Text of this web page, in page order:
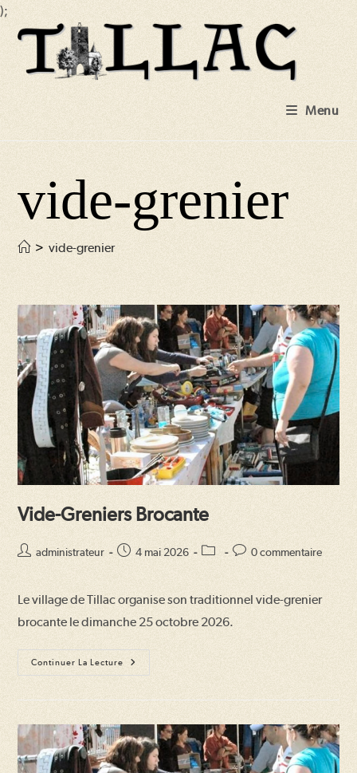
);
Skip
content
Menu
vide-grenier
> vide-grenier
Vide-Greniers Brocante
Auteur/autrice
publication :
administrateur
Publication
4 mai 2026
Post
Commentaires
publication :
0 commentaire
Le village de Tillac organise son traditionnel vide-grenier
brocante le dimanche 25 octobre 2026.
Continuer La Lecture
Vide-
Greniers